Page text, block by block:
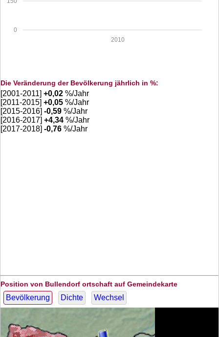
0
2010
Die Veränderung der Bevölkerung jährlich in %:
[2001-2011] +0,02 %/Jahr
[2011-2015] +0,05 %/Jahr
[2015-2016] -0,59 %/Jahr
[2016-2017] +4,34 %/Jahr
[2017-2018] -0,76 %/Jahr
Position von Bullendorf ortschaft auf Gemeindekarte
Bevölkerung Dichte Wechsel